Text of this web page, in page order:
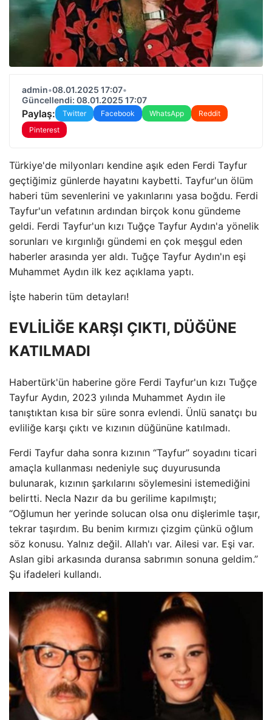
admin•08.01.2025 17:07•
Güncellendi: 08.01.2025 17:07
Paylaş: Twitter Facebook WhatsApp
Reddit
Pinterest
Türkiye'de milyonları kendine aşık eden Ferdi Tayfur
geçtiğimiz günlerde hayatını kaybetti. Tayfur'un ölüm
haberi tüm sevenlerini ve yakınlarını yasa boğdu. Ferdi
Tayfur'un vefatının ardından birçok konu gündeme
geldi. Ferdi Tayfur'un kızı Tuğçe Tayfur Aydın'a yönelik
sorunları ve kırgınlığı gündemi en çok meşgul eden
haberler arasında yer aldı. Tuğçe Tayfur Aydın'ın eşi
Muhammet Aydın ilk kez açıklama yaptı.
İşte haberin tüm detayları!
EVLİLİĞE KARŞI ÇIKTI, DÜĞÜNE
KATILMADI
Habertürk'ün haberine göre Ferdi Tayfur'un kızı Tuğçe
Tayfur Aydın, 2023 yılında Muhammet Aydın ile
tanıştıktan kısa bir süre sonra evlendi. Ünlü sanatçı bu
evliliğe karşı çıktı ve kızının düğününe katılmadı.
Ferdi Tayfur daha sonra kızının “Tayfur” soyadını ticari
amaçla kullanması nedeniyle suç duyurusunda
bulunarak, kızının şarkılarını söylemesini istemediğini
belirtti. Necla Nazır da bu gerilime kapılmıştı;
“Oğlumun her yerinde solucan olsa onu dişlerimle taşır,
tekrar taşırdım. Bu benim kırmızı çizgim çünkü oğlum
söz konusu. Yalnız değil. Allah'ı var. Ailesi var. Eşi var.
Aslan gibi arkasında duransa sabrımın sonuna geldim.”
Şu ifadeleri kullandı.